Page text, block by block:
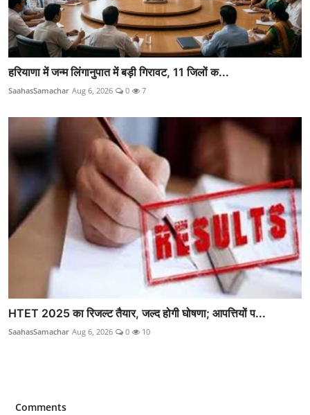
हरियाणा में जन्म लिंगानुपात में बड़ी गिरावट, 11 जिलों क...
SaahasSamachar Aug 6, 2026 0 7
HTET 2025 का रिजल्ट तैयार, जल्द होगी घोषणा; आपत्तियों प...
SaahasSamachar Aug 6, 2026 0 10
Comments